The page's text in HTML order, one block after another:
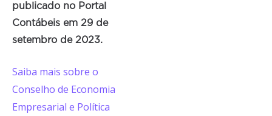
publicado no Portal
Contábeis em 29 de
setembro de 2023.
Saiba mais sobre o
Conselho de Economia
Empresarial e Política